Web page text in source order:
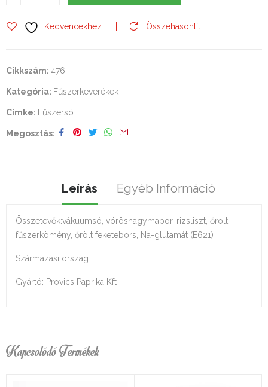
Kedvencekhez Összehasonlít
Cikkszám: 476
Kategória: Fűszerkeverékek
Címke: Fűszersó
Megosztás
Leírás Egyéb Információ
Összetevők:vákuumsó, vöröshagymapor, rizsliszt, őrölt
fűszerkömény, őrölt feketebors, Na-glutamát (E621)
Származási ország:
Gyártó: Provics Paprika Kft
Kapcsolódó Termékek